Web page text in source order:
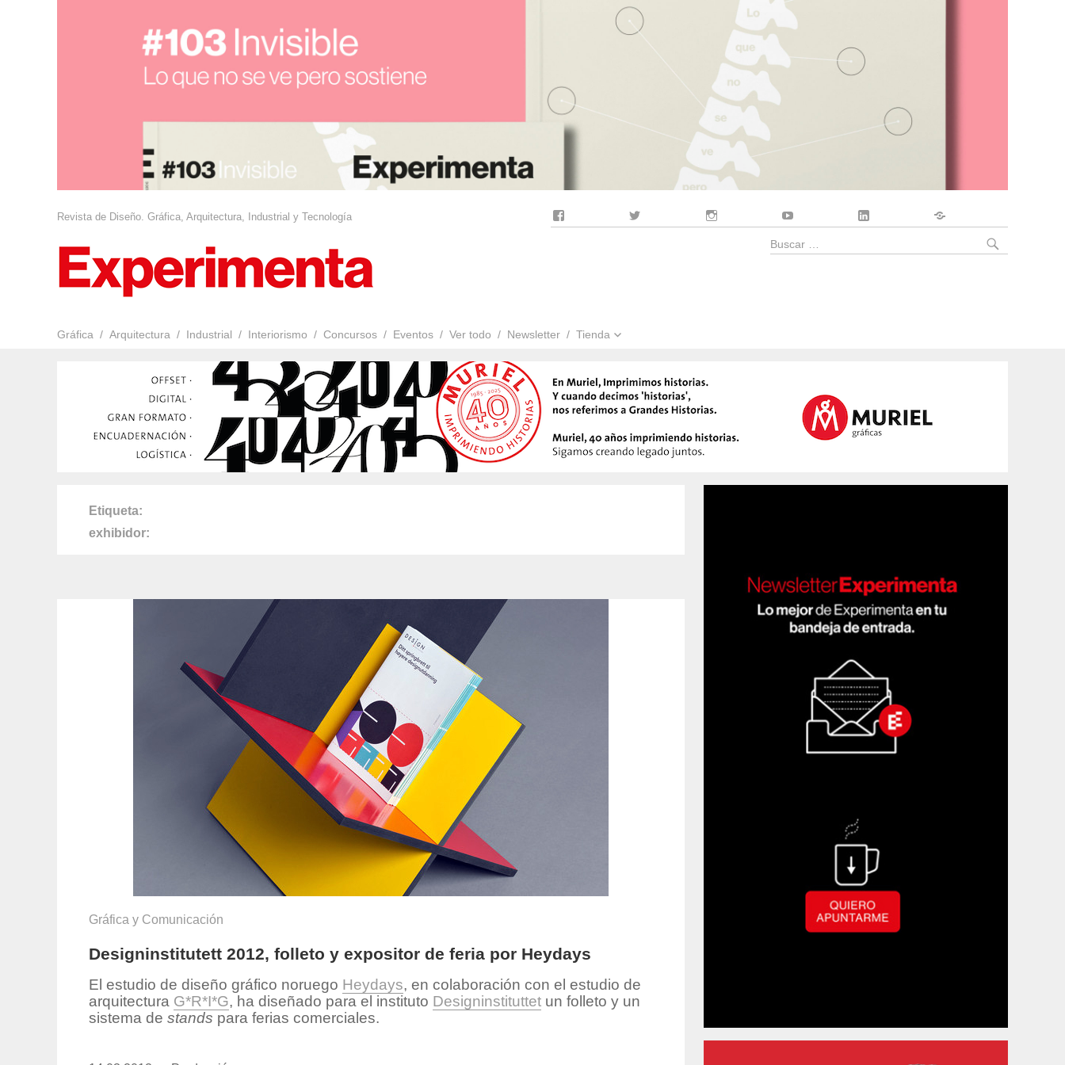
Revista de Diseño. Gráfica, Arquitectura, Industrial y Tecnología
Gráfica Arquitectura Industrial Interiorismo Concursos Eventos Ver todo Newsletter Tienda
Buscar
Etiqueta
exhibidor
Gráfica y Comunicación
Designinstitutett 2012, folleto y expositor de feria por Heydays
El estudio de diseño gráfico noruego Heydays, en colaboración con el estudio de
arquitectura G*R*I*G, ha diseñado para el instituto Designinstituttetun folleto y un
sistema de stands para ferias comerciales.